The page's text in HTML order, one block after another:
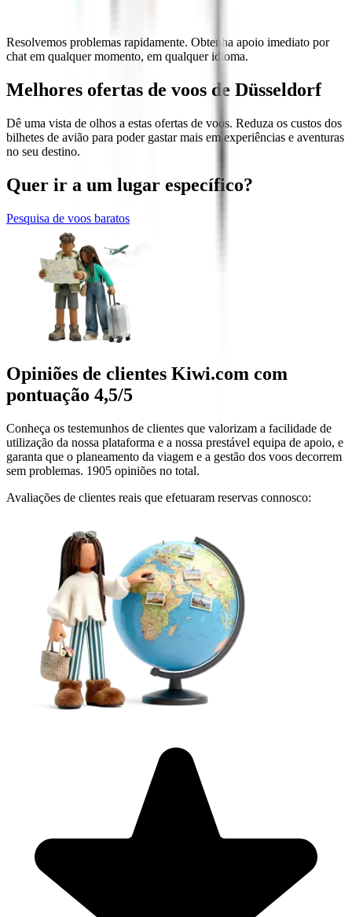
Resolvemos problemas rapidamente. Obtenha apoio imediato por
chat em qualquer momento, em qualquer idioma.
Melhores ofertas de voos de Düsseldorf
Dê uma vista de olhos a estas ofertas de voos. Reduza os custos dos
bilhetes de avião para poder gastar mais em experiências e aventuras
no seu destino.
Quer ir a um lugar específico?
Pesquisa de voos baratos
Opiniões de clientes Kiwi.com com
pontuação 4,5/5
Conheça os testemunhos de clientes que valorizam a facilidade de
utilização da nossa plataforma e a nossa prestável equipa de apoio, e
garanta que o planeamento da viagem e a gestão dos voos decorrem
sem problemas. 1905 opiniões no total.
Avaliações de clientes reais que efetuaram reservas connosco: